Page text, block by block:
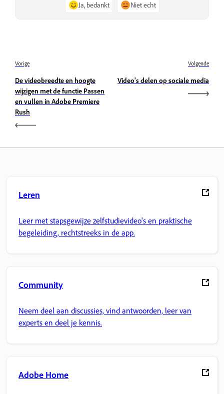
Ja, bedankt Niet echt
Vorige
De videobreedte en hoogte
wijzigen met de functie Passen
en vullen in Adobe Premiere
Rush
Volgende
Video's delen op sociale media
Leren
Leer met stapsgewijze zelfstudievideo's en praktische
begeleiding, rechtstreeks in de app.
Community
Neem deel aan discussies, vind antwoorden, leer van
experts en deel je kennis.
Adobe Home